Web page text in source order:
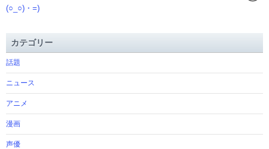
(○_○)・=)
カテゴリー
話題
ニュース
アニメ
漫画
声優